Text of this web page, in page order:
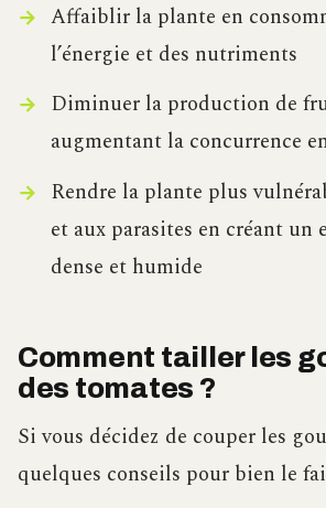
Affaiblir la plante en
l’énergie et des nutriments
Diminuer la production de
augmentant la concurrence
Rendre la plante plus
et aux parasites en créant un
dense et humide
Comment tailler les
des tomates ?
Si vous décidez de couper les
quelques conseils pour bien le